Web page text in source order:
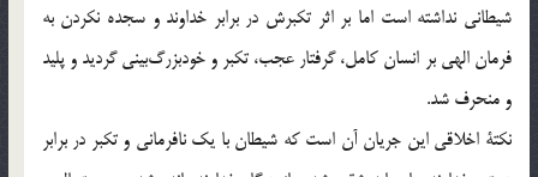
شيطاني نداشته است اما بر اثر تكبرش در برابر خداوند و سجده نكردن به
فرمان الهي بر انسان كامل، گرفتار عجب، تكبر و خودبزرگ‎بيني گرديد و پليد
و منحرف شد.
نكتة اخلاقي اين جريان آن است كه شيطان با يك نافرماني و تكبر در برابر